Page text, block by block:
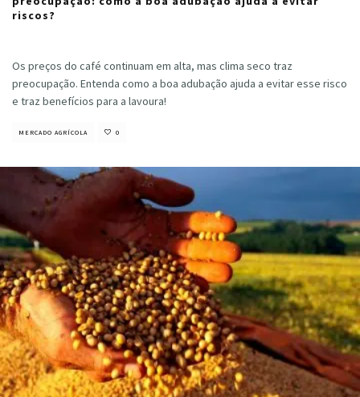
riscos?
Os preços do café continuam em alta, mas clima seco traz
preocupação. Entenda como a boa adubação ajuda a evitar esse risco
e traz benefícios para a lavoura!
MERCADO AGRÍCOLA 0